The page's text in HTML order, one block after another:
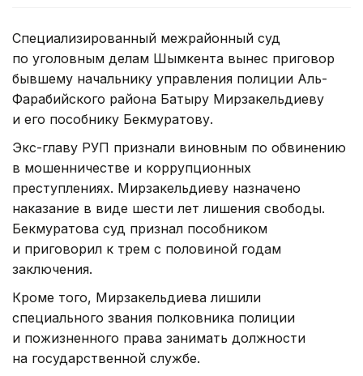
Специализированный межрайонный суд
по уголовным делам Шымкента вынес приговор
бывшему начальнику управления полиции Аль-
Фарабийского района Батыру Мирзакельдиеву
и его пособнику Бекмуратову.
Экс-главу РУП признали виновным по обвинению
в мошенничестве и коррупционных
преступлениях. Мирзакельдиеву назначено
наказание в виде шести лет лишения свободы.
Бекмуратова суд признал пособником
и приговорил к трем с половиной годам
заключения.
Кроме того, Мирзакельдиева лишили
специального звания полковника полиции
и пожизненного права занимать должности
на государственной службе.